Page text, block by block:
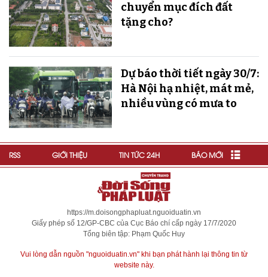
chuyển mục đích đất
tặng cho?
Dự báo thời tiết ngày 30/7:
Hà Nội hạ nhiệt, mát mẻ,
nhiều vùng có mưa to
RSS GIỚI THIỆU TIN TỨC 24H BÁO MỚI
https://m.doisongphapluat.nguoiduatin.vn
Giấy phép số 12/GP-CBC của Cục Báo chí cấp ngày 17/7/2020
Tổng biên tập: Phạm Quốc Huy
Vui lòng dẫn nguồn "nguoiduatin.vn" khi bạn phát hành lại thông tin từ
website này.